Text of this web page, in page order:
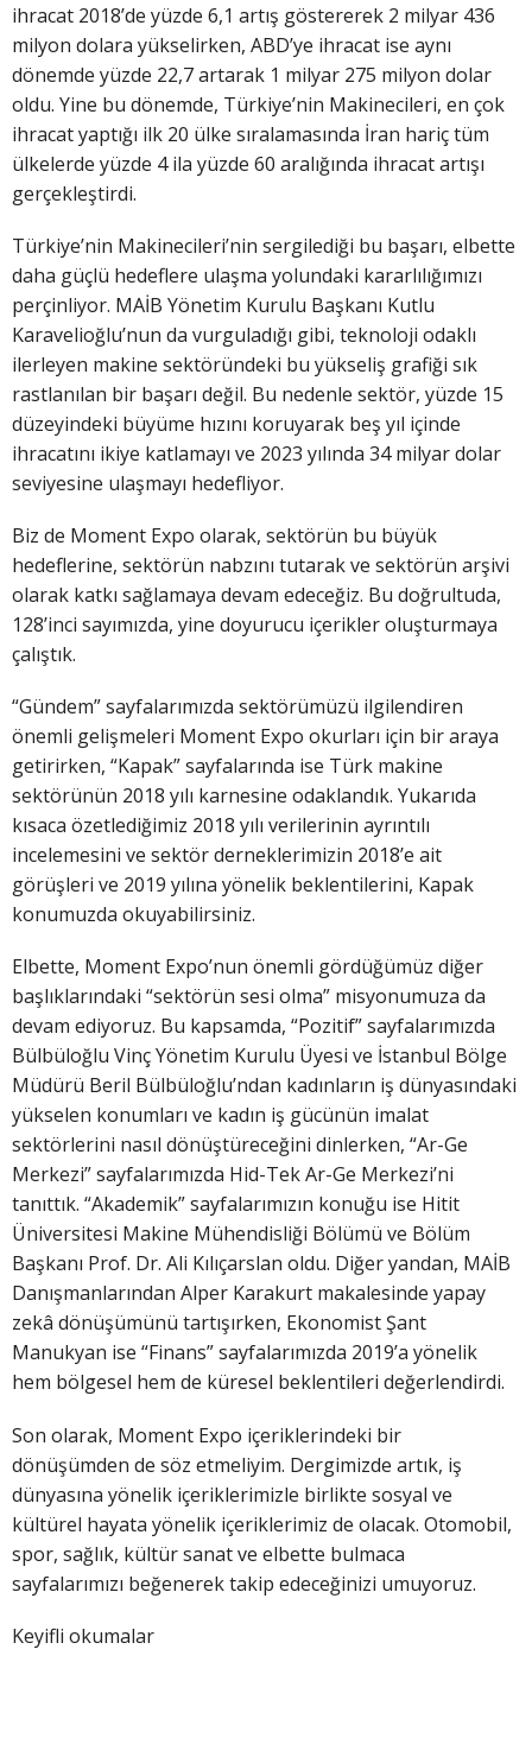
ihracat 2018’de yüzde 6,1 artış göstererek 2 milyar 436
milyon dolara yükselirken, ABD’ye ihracat ise aynı
dönemde yüzde 22,7 artarak 1 milyar 275 milyon dolar
oldu. Yine bu dönemde, Türkiye’nin Makinecileri, en çok
ihracat yaptığı ilk 20 ülke sıralamasında İran hariç tüm
ülkelerde yüzde 4 ila yüzde 60 aralığında ihracat artışı
gerçekleştirdi.
Türkiye’nin Makinecileri’nin sergilediği bu başarı, elbette
daha güçlü hedeflere ulaşma yolundaki kararlılığımızı
perçinliyor. MAİB Yönetim Kurulu Başkanı Kutlu
Karavelioğlu’nun da vurguladığı gibi, teknoloji odaklı
ilerleyen makine sektöründeki bu yükseliş grafiği sık
rastlanılan bir başarı değil. Bu nedenle sektör, yüzde 15
düzeyindeki büyüme hızını koruyarak beş yıl içinde
ihracatını ikiye katlamayı ve 2023 yılında 34 milyar dolar
seviyesine ulaşmayı hedefliyor.
Biz de Moment Expo olarak, sektörün bu büyük
hedeflerine, sektörün nabzını tutarak ve sektörün arşivi
olarak katkı sağlamaya devam edeceğiz. Bu doğrultuda,
128’inci sayımızda, yine doyurucu içerikler oluşturmaya
çalıştık.
“Gündem” sayfalarımızda sektörümüzü ilgilendiren
önemli gelişmeleri Moment Expo okurları için bir araya
getirirken, “Kapak” sayfalarında ise Türk makine
sektörünün 2018 yılı karnesine odaklandık. Yukarıda
kısaca özetlediğimiz 2018 yılı verilerinin ayrıntılı
incelemesini ve sektör derneklerimizin 2018’e ait
görüşleri ve 2019 yılına yönelik beklentilerini, Kapak
konumuzda okuyabilirsiniz.
Elbette, Moment Expo’nun önemli gördüğümüz diğer
başlıklarındaki “sektörün sesi olma” misyonumuza da
devam ediyoruz. Bu kapsamda, “Pozitif” sayfalarımızda
Bülbüloğlu Vinç Yönetim Kurulu Üyesi ve İstanbul Bölge
Müdürü Beril Bülbüloğlu’ndan kadınların iş dünyasındaki
yükselen konumları ve kadın iş gücünün imalat
sektörlerini nasıl dönüştüreceğini dinlerken, “Ar-Ge
Merkezi” sayfalarımızda Hid-Tek Ar-Ge Merkezi’ni
tanıttık. “Akademik” sayfalarımızın konuğu ise Hitit
Üniversitesi Makine Mühendisliği Bölümü ve Bölüm
Başkanı Prof. Dr. Ali Kılıçarslan oldu. Diğer yandan, MAİB
Danışmanlarından Alper Karakurt makalesinde yapay
zekâ dönüşümünü tartışırken, Ekonomist Şant
Manukyan ise “Finans” sayfalarımızda 2019’a yönelik
hem bölgesel hem de küresel beklentileri değerlendirdi.
Son olarak, Moment Expo içeriklerindeki bir
dönüşümden de söz etmeliyim. Dergimizde artık, iş
dünyasına yönelik içeriklerimizle birlikte sosyal ve
kültürel hayata yönelik içeriklerimiz de olacak. Otomobil,
spor, sağlık, kültür sanat ve elbette bulmaca
sayfalarımızı beğenerek takip edeceğinizi umuyoruz.
Keyifli okumalar